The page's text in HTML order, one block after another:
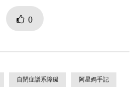
0
自閉症譜系障礙 阿星媽手記